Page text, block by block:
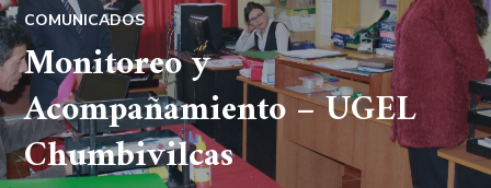
COMUNICADOS
Monitoreo y
Acompañamiento – UGEL
Chumbivilcas